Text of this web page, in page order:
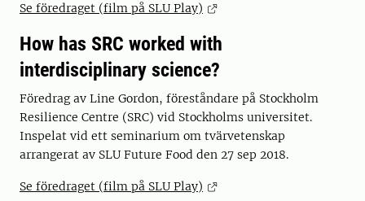
Se föredraget (film på SLU Play)
How has SRC worked with
interdisciplinary science?
Föredrag av Line Gordon, föreståndare på Stockholm
Resilience Centre (SRC) vid Stockholms universitet.
Inspelat vid ett seminarium om tvärvetenskap
arrangerat av SLU Future Food den 27 sep 2018.
Se föredraget (film på SLU Play)